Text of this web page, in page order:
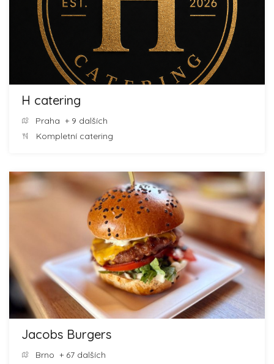
H catering
Praha + 9 dalších
Kompletní catering
Jacobs Burgers
Brno + 67 dalších